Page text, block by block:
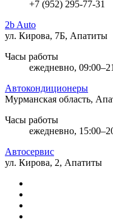
+7 (952) 295-77-31
2b Auto
ул. Кирова, 7Б, Апатиты
Часы работы
ежедневно,
Автокондиционеры
Мурманская область,
Часы работы
ежедневно,
Автосервис
ул. Кирова, 2, Апатиты